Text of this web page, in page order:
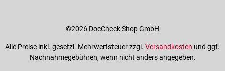
©2026 DocCheck Shop GmbH
Alle Preise inkl. gesetzl. Mehrwertsteuer zzgl. Versandkosten und ggf.
Nachnahmegebühren, wenn nicht anders angegeben.